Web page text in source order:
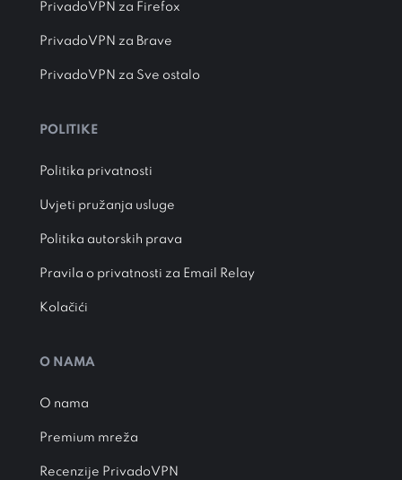
PrivadoVPN za Firefox
PrivadoVPN za Brave
PrivadoVPN za Sve ostalo
POLITIKE
Politika privatnosti
Uvjeti pružanja usluge
Politika autorskih prava
Pravila o privatnosti za Email Relay
Kolačići
O NAMA
O nama
Premium mreža
Recenzije PrivadoVPN